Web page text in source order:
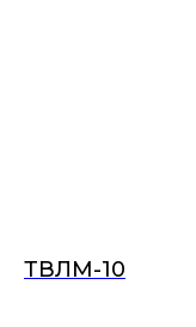
ТВЛМ-10